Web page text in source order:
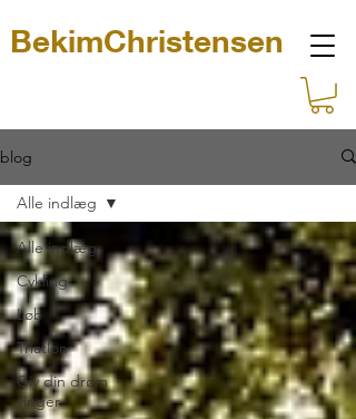
BekimChristensen
blog
Alle indlæg
Cykling
Løb
Triatlon
Giv din drøm
vinger
Alle indlæg